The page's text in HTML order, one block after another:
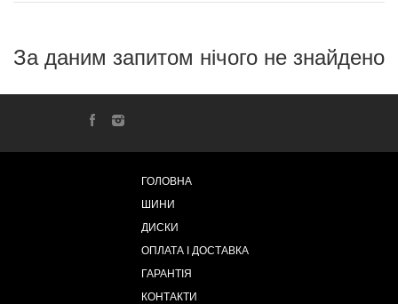
За даним запитом нічого не знайдено
ГОЛОВНА
ШИНИ
ДИСКИ
ОПЛАТА І ДОСТАВКА
ГАРАНТІЯ
КОНТАКТИ